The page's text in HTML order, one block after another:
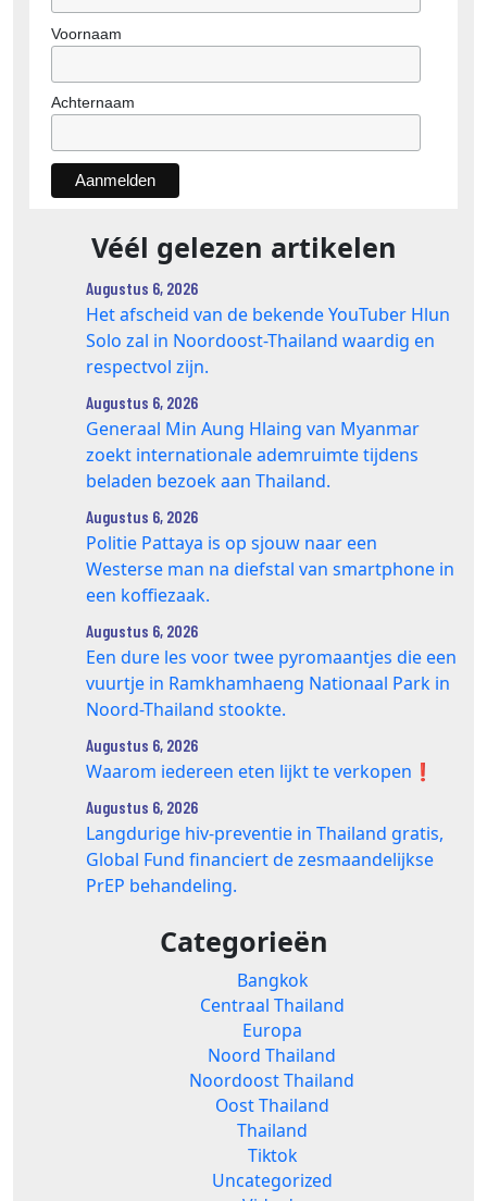
Voornaam
Achternaam
Véél gelezen artikelen
Augustus 6, 2026
Het afscheid van de bekende YouTuber Hlun
Solo zal in Noordoost-Thailand waardig en
respectvol zijn.
Augustus 6, 2026
Generaal Min Aung Hlaing van Myanmar
zoekt internationale ademruimte tijdens
beladen bezoek aan Thailand.
Augustus 6, 2026
Politie Pattaya is op sjouw naar een
Westerse man na diefstal van smartphone in
een koffiezaak.
Augustus 6, 2026
Een dure les voor twee pyromaantjes die een
vuurtje in Ramkhamhaeng Nationaal Park in
Noord-Thailand stookte.
Augustus 6, 2026
Waarom iedereen eten lijkt te verkopen❗️
Augustus 6, 2026
Langdurige hiv-preventie in Thailand gratis,
Global Fund financiert de zesmaandelijkse
PrEP behandeling.
Categorieën
Bangkok
Centraal Thailand
Europa
Noord Thailand
Noordoost Thailand
Oost Thailand
Thailand
Tiktok
Uncategorized